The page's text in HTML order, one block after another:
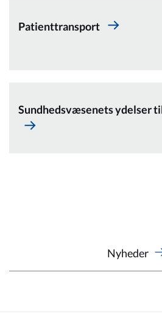
Kommuneplan
Patienttransport
Sundhedsvæsenets ydelser
Nyheder